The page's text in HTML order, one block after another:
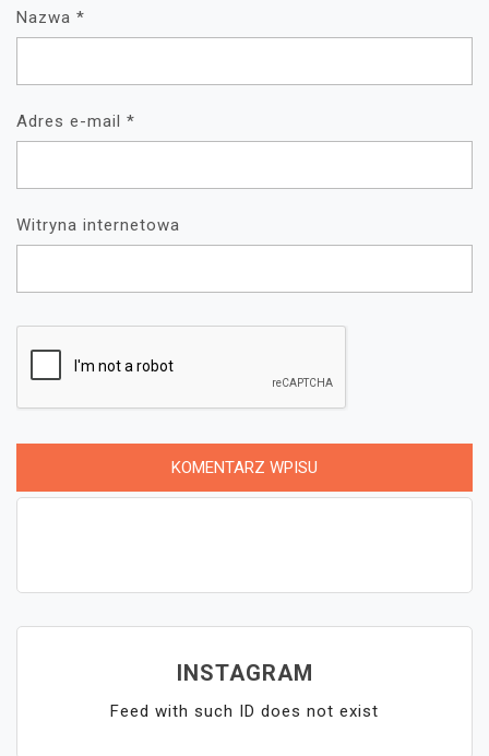
Nazwa *
Adres e-mail *
Witryna internetowa
INSTAGRAM
Feed with such ID does not exist